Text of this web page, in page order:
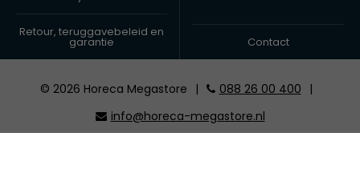
Retour, teruggavebeleid en
garantie Contact
© 2026 Horeca Megastore | 088 26 00 400
|
info@horeca-megastore.nl